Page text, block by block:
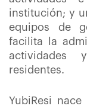
institución; y
equipos de
facilita la
actividades
residentes.
YubiResi